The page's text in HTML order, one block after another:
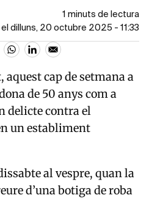
1 minuts de lectura
el dilluns, 20 octubre 2025 - 11:33
aquest cap de setmana a
de 50 anys com a
delicte contra el
un establiment
al vespre, quan la
d’una botiga de roba